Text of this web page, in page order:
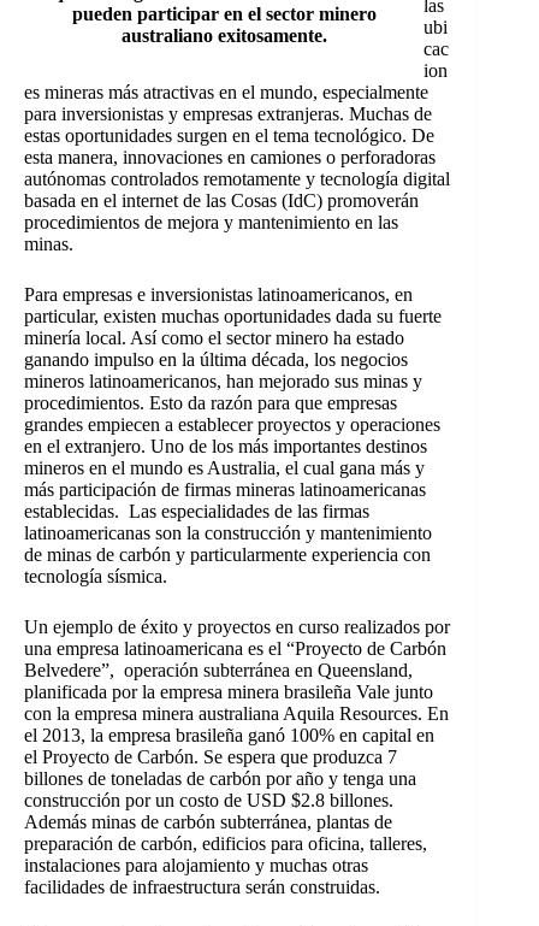
pueden participar en el sector minero
australiano exitosamente.
las
ubi
cac
ion
es mineras más atractivas en el mundo, especialmente
para inversionistas y empresas extranjeras. Muchas de
estas oportunidades surgen en el tema tecnológico. De
esta manera, innovaciones en camiones o perforadoras
autónomas controlados remotamente y tecnología digital
basada en el internet de las Cosas (IdC) promoverán
procedimientos de mejora y mantenimiento en las
minas.
Para empresas e inversionistas latinoamericanos, en
particular, existen muchas oportunidades dada su fuerte
minería local. Así como el sector minero ha estado
ganando impulso en la última década, los negocios
mineros latinoamericanos, han mejorado sus minas y
procedimientos. Esto da razón para que empresas
grandes empiecen a establecer proyectos y operaciones
en el extranjero. Uno de los más importantes destinos
mineros en el mundo es Australia, el cual gana más y
más participación de firmas mineras latinoamericanas
establecidas. Las especialidades de las firmas
latinoamericanas son la construcción y mantenimiento
de minas de carbón y particularmente experiencia con
tecnología sísmica.
Un ejemplo de éxito y proyectos en curso realizados por
una empresa latinoamericana es el “Proyecto de Carbón
Belvedere”, operación subterránea en Queensland,
planificada por la empresa minera brasileña Vale junto
con la empresa minera australiana Aquila Resources. En
el 2013, la empresa brasileña ganó 100% en capital en
el Proyecto de Carbón. Se espera que produzca 7
billones de toneladas de carbón por año y tenga una
construcción por un costo de USD $2.8 billones.
Además minas de carbón subterránea, plantas de
preparación de carbón, edificios para oficina, talleres,
instalaciones para alojamiento y muchas otras
facilidades de infraestructura serán construidas.